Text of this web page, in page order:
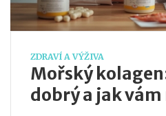
ZDRAVÍ A VÝŽIVA
Mořský
dobrý a jak